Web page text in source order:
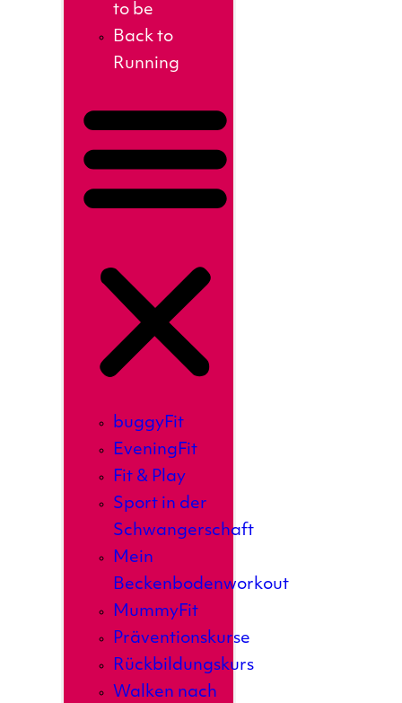
to be
Back to
Running
buggyFit
EveningFit
Fit & Play
Sport in der
Schwangerschaft
Mein
Beckenbodenworkout
MummyFit
Präventionskurse
Rückbildungskurs
Walken nach